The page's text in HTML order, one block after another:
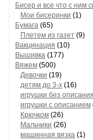
Бисер и все что с ним
Мои бисеринки (1)
Бумага (65)
Плетем из газет (9)
Вакцинация (10)
Вышивка (177)
Вяжем (500)
Девочки (19)
детям до 3-х (16)
игрушки без описания
игрушки с описанием
Крючком (26)
Мальчики (26)
машинная вязка (1)